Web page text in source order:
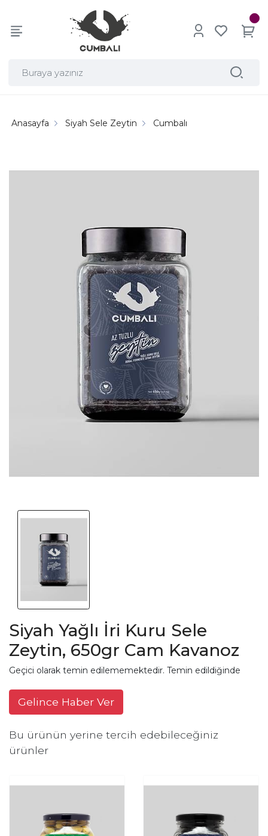
Anasayfa Siyah Sele Zeytin Cumbalı
Siyah Yağlı İri Kuru Sele
Zeytin, 650gr Cam Kavanoz
Geçici olarak temin edilememektedir. Temin edildiğinde
Gelince Haber Ver
Bu ürünün yerine tercih edebileceğiniz
ürünler